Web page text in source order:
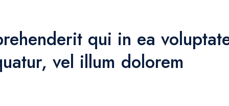
qui in ea
vel illum dolorem